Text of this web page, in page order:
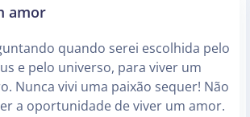
amor
quando serei escolhida pelo
e pelo universo, para viver um
Nunca vivi uma paixão sequer! Não
a oportunidade de viver um amor.